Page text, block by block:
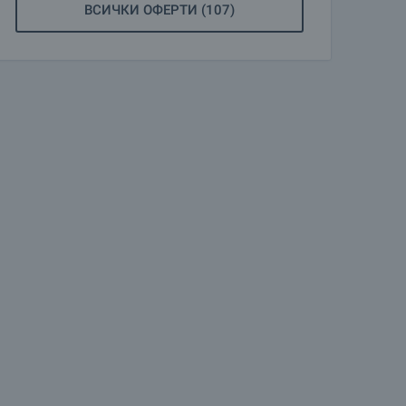
ВСИЧКИ ОФЕРТИ (107)